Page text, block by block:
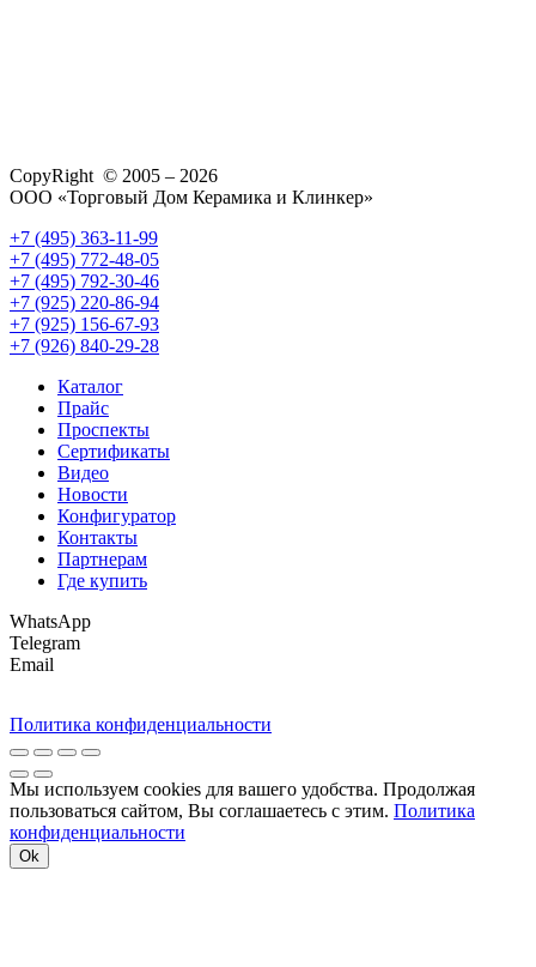
CopyRight © 2005 – 2026
ООО «Торговый Дом Керамика и Клинкер»
+7 (495) 363-11-99
+7 (495) 772-48-05
+7 (495) 792-30-46
+7 (925) 220-86-94
+7 (925) 156-67-93
+7 (926) 840-29-28
Каталог
Прайс
Проспекты
Сертификаты
Видео
Новости
Конфигуратор
Контакты
Партнерам
Где купить
WhatsApp
Telegram
Email
Политика конфиденциальности
Мы используем cookies для вашего удобства. Продолжая
пользоваться сайтом, Вы соглашаетесь с этим. Политика
конфиденциальности
Ok